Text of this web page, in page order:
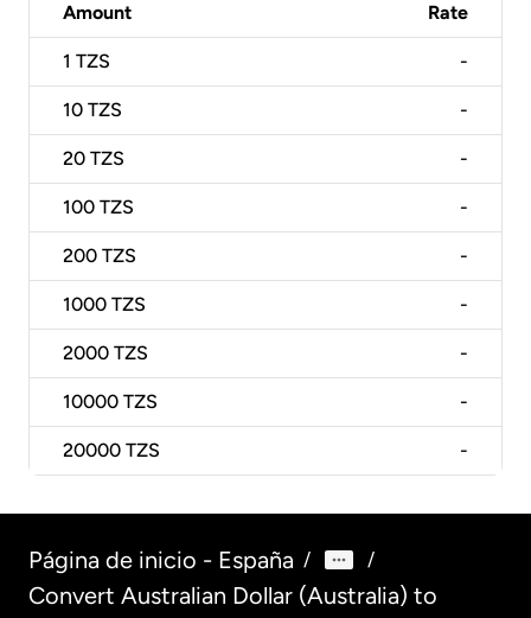
Amount Rate
1 TZS -
10 TZS -
20 TZS -
100 TZS -
200 TZS -
1000 TZS -
2000 TZS -
10000 TZS -
20000 TZS -
Página de inicio - España / /
Convert Australian Dollar (Australia) to